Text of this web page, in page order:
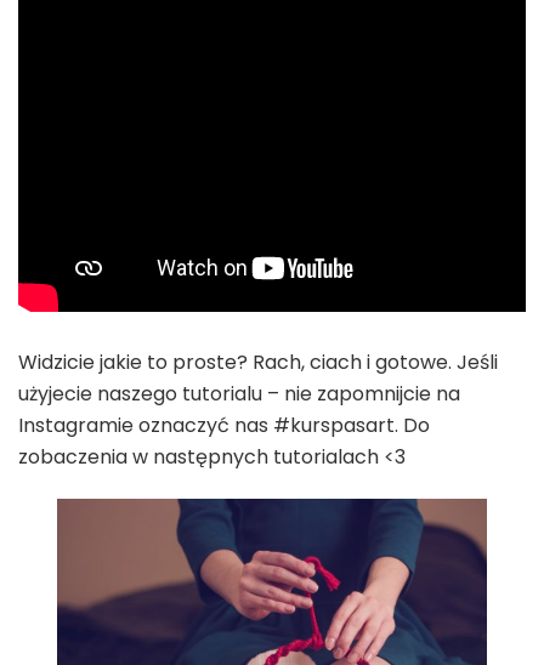
Widzicie jakie to proste? Rach, ciach i gotowe. Jeśli
użyjecie naszego tutorialu – nie zapomnijcie na
Instagramie oznaczyć nas #kurspasart. Do
zobaczenia w następnych tutorialach <3